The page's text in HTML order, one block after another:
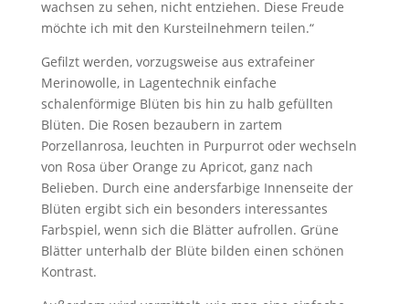
wachsen zu sehen, nicht entziehen. Diese Freude
möchte ich mit den Kursteilnehmern teilen.“
Gefilzt werden, vorzugsweise aus extrafeiner
Merinowolle, in Lagentechnik einfache
schalenförmige Blüten bis hin zu halb gefüllten
Blüten. Die Rosen bezaubern in zartem
Porzellanrosa, leuchten in Purpurrot oder wechseln
von Rosa über Orange zu Apricot, ganz nach
Belieben. Durch eine andersfarbige Innenseite der
Blüten ergibt sich ein besonders interessantes
Farbspiel, wenn sich die Blätter aufrollen. Grüne
Blätter unterhalb der Blüte bilden einen schönen
Kontrast.